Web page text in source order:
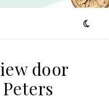
door